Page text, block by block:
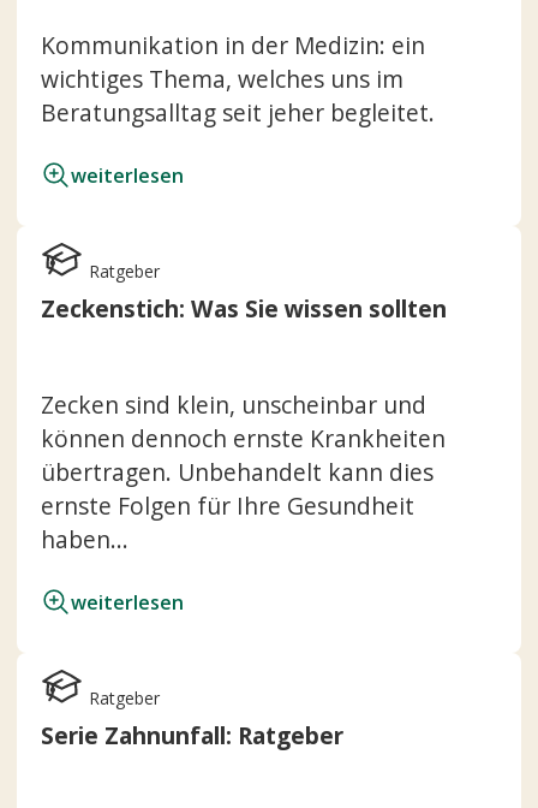
Kommunikation in der Medizin: ein
wichtiges Thema, welches uns im
Beratungsalltag seit jeher begleitet.
weiterlesen
Ratgeber
Zeckenstich: Was Sie wissen sollten
Zecken sind klein, unscheinbar und
können dennoch ernste Krankheiten
übertragen. Unbehandelt kann dies
ernste Folgen für Ihre Gesundheit
haben...
weiterlesen
Ratgeber
Serie Zahnunfall: Ratgeber